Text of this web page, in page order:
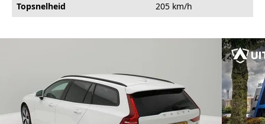
Topsnelheid
205 km/h